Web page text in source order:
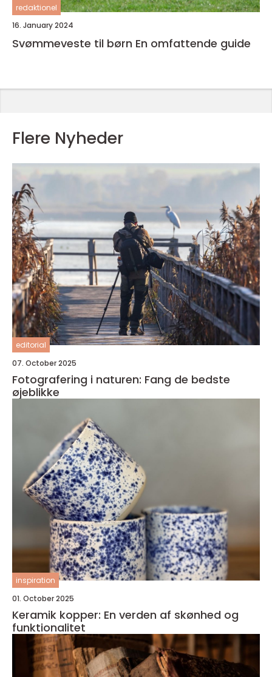
redaktionel
16. January 2024
Svømmeveste til børn En omfattende guide
Flere Nyheder
editorial
07. October 2025
Fotografering i naturen: Fang de bedste
øjeblikke
inspiration
01. October 2025
Keramik kopper: En verden af skønhed og
funktionalitet